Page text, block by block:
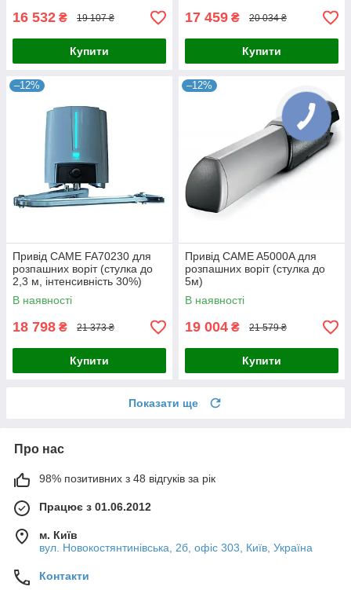
16 532 ₴ 19 107 ₴
Купити
17 459 ₴ 20 034 ₴
Купити
–12%
Привід CAME FA70230 для
розпашних воріт (стулка до
2,3 м, інтенсивність 30%)
В наявності
18 798 ₴ 21 373 ₴
Купити
–12%
Привід CAME A5000A для
розпашних воріт (стулка до
5м)
В наявності
19 004 ₴ 21 579 ₴
Купити
Показати ще
Про нас
98% позитивних з 48 відгуків за рік
Працює з 01.06.2012
м. Київ
вул. Новокостянтинівська, 2б, офіс 303, Київ, Україна
Контакти